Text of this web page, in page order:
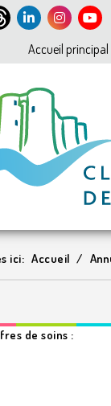
Accueil principal
ici: Accueil
de soins :